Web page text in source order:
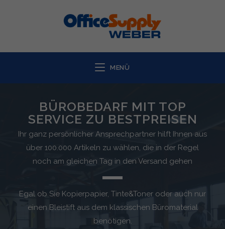
MENÜ
BÜROBEDARF MIT TOP
SERVICE ZU BESTPREISEN
Ihr ganz persönlicher Ansprechpartner hilft Ihnen aus
über 100.000 Artikeln zu wählen, die in der Regel
noch am gleichen Tag in den Versand gehen
Egal ob Sie Kopierpapier, Tinte&Toner oder auch nur
einen Bleistift aus dem klassischen Büromaterial
benötigen.